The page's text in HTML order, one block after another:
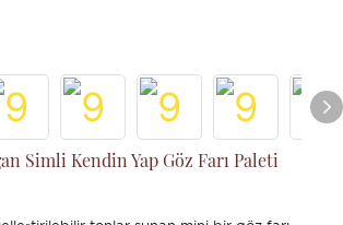
Simli Kendin Yap Göz Farı Paleti